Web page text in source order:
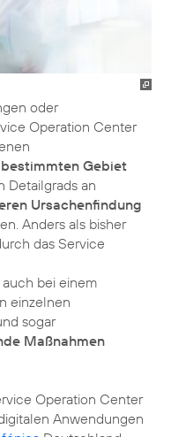
oder
Operation Center
Gebiet
Detailgrads an
Ursachenfindung
Anders als bisher
das Service
bei einem
einzelnen
sogar
Maßnahmen
Operation Center
Anwendungen